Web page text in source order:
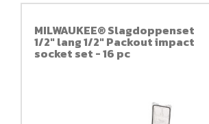
MILWAUKEE® Slagdoppenset
1/2" lang 1/2" Packout impact
socket set - 16 pc